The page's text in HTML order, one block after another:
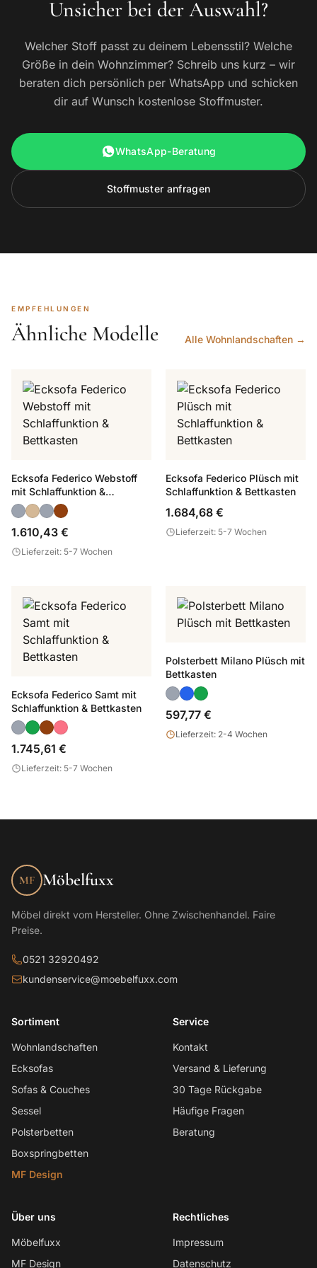
Unsicher bei der Auswahl?
Welcher Stoff passt zu deinem Lebensstil? Welche
Größe in dein Wohnzimmer? Schreib uns kurz – wir
beraten dich persönlich per WhatsApp und schicken
dir auf Wunsch kostenlose Stoffmuster.
WhatsApp-Beratung
Stoffmuster anfragen
EMPFEHLUNGEN
Ähnliche Modelle Alle Wohnlandschaften →
Ecksofa Federico Webstoff
mit Schlaffunktion &
Bettkasten
1.610,43 €
Lieferzeit: 5-7 Wochen
Ecksofa Federico Plüsch mit
Schlaffunktion & Bettkasten
1.684,68 €
Lieferzeit: 5-7 Wochen
Ecksofa Federico Samt mit
Schlaffunktion & Bettkasten
1.745,61 €
Lieferzeit: 5-7 Wochen
Polsterbett Milano Plüsch mit
Bettkasten
597,77 €
Lieferzeit: 2-4 Wochen
MF Möbelfuxx
Möbel direkt vom Hersteller. Ohne Zwischenhandel. Faire
Preise.
0521 32920492
kundenservice@moebelfuxx.com
Sortiment
Wohnlandschaften
Ecksofas
Sofas & Couches
Sessel
Polsterbetten
Boxspringbetten
MF Design
Service
Kontakt
Versand & Lieferung
30 Tage Rückgabe
Häufige Fragen
Beratung
Über uns
Möbelfuxx
MF Design
Rechtliches
Impressum
Datenschutz